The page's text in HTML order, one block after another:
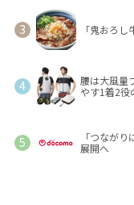
「鬼おろ
腰は大風量
やす1着2役
「つなが
展開へ